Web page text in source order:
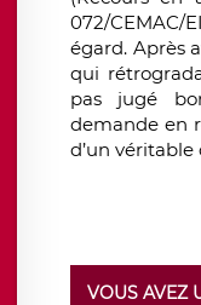
072/CEMAC/
égard. Après
qui
pas jugé
demande en
d’un
VOUS AVEZ